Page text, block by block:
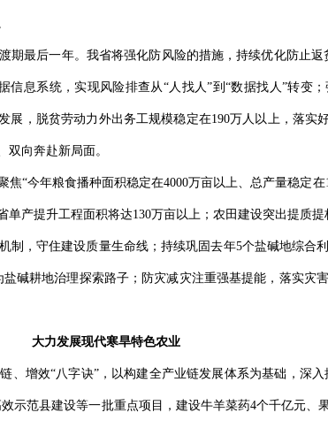
期最后一年。我省将强化防风险的措施，持续优化防止
息系统，实现风险排查从“人找人”到“数据找人”转变
，脱贫劳动力外出务工规模稳定在190万人以上，落实
向奔赴新局面。
“今年粮食播种面积稳定在4000万亩以上、总产量稳定
产提升工程面积将达130万亩以上；农田建设突出提质提
，守住建设质量生命线；持续巩固去年5个盐碱地综合
碱耕地治理探索路子；防灾减灾注重强基提能，落实灾
大力发展现代寒旱特色农业
增效“八字诀”，以构建全产业链发展体系为基础，深入
示范县建设等一批重点项目，建设牛羊菜药4个千亿元、